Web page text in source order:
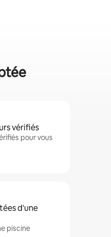
vérifiés
pour vous
d'une
piscine